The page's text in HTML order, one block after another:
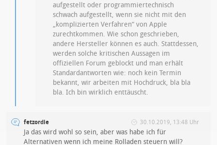
aufgestellt oder programmiertechnisch
schwach aufgestellt, wenn sie nicht mit den
„komplizierten Verfahren“ von Apple
zurechtkommen. Wie schon geschrieben,
andere Hersteller können es auch. Stattdessen,
werden solche kritischen Aussagen im
offiziellen Forum geblockt und man erhält
Standardantworten wie: noch kein Termin
bekannt, wir arbeiten mit Hochdruck, bla bla
bla. Ich bin wirklich enttäuscht.
fetzordie 30.10.2019, 13:48 Uhr
Ja das wird wohl so sein, aber was habe ich für
Alternativen wenn ich meine Rolladen steuern will?